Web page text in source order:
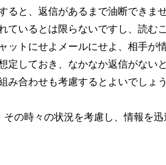
ると、返信があるまで油断できま
ているとは限らないですし、読む
ットにせよメールにせよ、相手が
定しておき、なかなか返信がない
合わせも考慮するとよいでしょう
の時々の状況を考慮し、情報を